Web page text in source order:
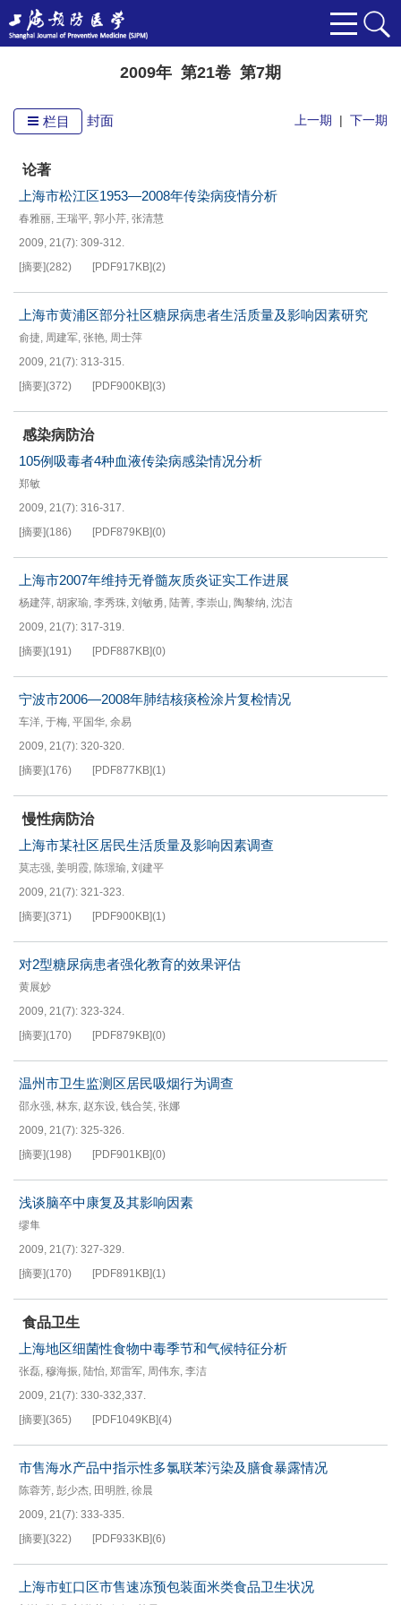
2009年 第21卷 第7期
上一期 | 下一期
栏目 封面
论著
上海市松江区1953—2008年传染病疫情分析
春雅丽, 王瑞平, 郭小芹, 张清慧
2009, 21(7): 309-312.
[摘要](282) [PDF917KB](2)
上海市黄浦区部分社区糖尿病患者生活质量及影响因素研究
俞捷, 周建军, 张艳, 周士萍
2009, 21(7): 313-315.
[摘要](372) [PDF900KB](3)
感染病防治
105例吸毒者4种血液传染病感染情况分析
郑敏
2009, 21(7): 316-317.
[摘要](186) [PDF879KB](0)
上海市2007年维持无脊髓灰质炎证实工作进展
杨建萍, 胡家瑜, 李秀珠, 刘敏勇, 陆菁, 李崇山, 陶黎纳, 沈洁
2009, 21(7): 317-319.
[摘要](191) [PDF887KB](0)
宁波市2006—2008年肺结核痰检涂片复检情况
车洋, 于梅, 平国华, 余易
2009, 21(7): 320-320.
[摘要](176) [PDF877KB](1)
慢性病防治
上海市某社区居民生活质量及影响因素调查
莫志强, 姜明霞, 陈璟瑜, 刘建平
2009, 21(7): 321-323.
[摘要](371) [PDF900KB](1)
对2型糖尿病患者强化教育的效果评估
黄展妙
2009, 21(7): 323-324.
[摘要](170) [PDF879KB](0)
温州市卫生监测区居民吸烟行为调查
邵永强, 林东, 赵东设, 钱合笑, 张娜
2009, 21(7): 325-326.
[摘要](198) [PDF901KB](0)
浅谈脑卒中康复及其影响因素
缪隼
2009, 21(7): 327-329.
[摘要](170) [PDF891KB](1)
食品卫生
上海地区细菌性食物中毒季节和气候特征分析
张磊, 穆海振, 陆怡, 郑雷军, 周伟东, 李洁
2009, 21(7): 330-332,337.
[摘要](365) [PDF1049KB](4)
市售海水产品中指示性多氯联苯污染及膳食暴露情况
陈蓉芳, 彭少杰, 田明胜, 徐晨
2009, 21(7): 333-335.
[摘要](322) [PDF933KB](6)
上海市虹口区市售速冻预包装面米类食品卫生状况